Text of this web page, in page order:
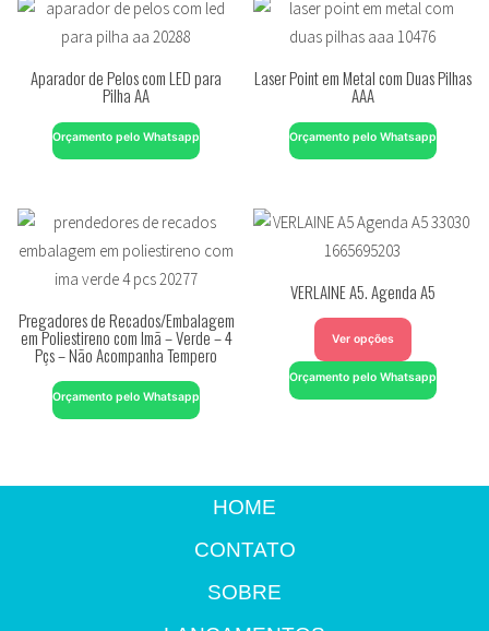
Aparador de Pelos com LED para
Pilha AA
Orçamento pelo Whatsapp
Laser Point em Metal com Duas Pilhas
AAA
Orçamento pelo Whatsapp
Pregadores de Recados/Embalagem
em Poliestireno com Imã – Verde – 4
Pçs – Não Acompanha Tempero
Orçamento pelo Whatsapp
VERLAINE A5. Agenda A5
Ver opções
Orçamento pelo Whatsapp
HOME
CONTATO
SOBRE